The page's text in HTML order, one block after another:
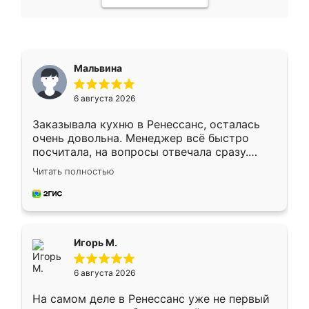
Мальвина
6 августа 2026
Заказывала кухню в Ренессанс, осталась
очень довольна. Менеджер всё быстро
посчитала, на вопросы отвечала сразу.
Замерщик приехал в субботу, подошёл к
делу со всей ответственностью. Собрали
за день, ребята работали аккуратно, даже
Читать полностью
Игорь М.
6 августа 2026
На самом деле в Ренессанс уже не первый